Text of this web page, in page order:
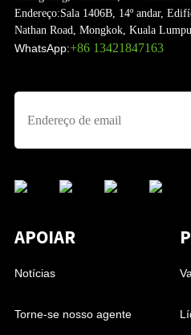
Endereço:Sala 1406B, 14º andar,
Nathan Road, Mongkok, Kuala
WhatsApp:+86 13421847163
APOIAR
Notícias
Torne-se nosso agente